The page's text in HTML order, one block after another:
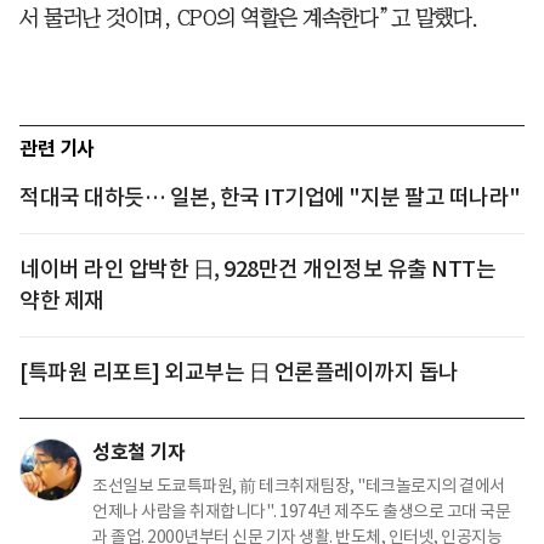
서 물러난 것이며, CPO의 역할은 계속한다”고 말했다.
관련 기사
적대국 대하듯… 일본, 한국 IT기업에 "지분 팔고 떠나라"
네이버 라인 압박한 日, 928만건 개인정보 유출 NTT는
약한 제재
[특파원 리포트] 외교부는 日 언론플레이까지 돕나
성호철 기자
조선일보 도쿄특파원, 前 테크취재팀장, "테크놀로지의 곁에서
언제나 사람을 취재합니다". 1974년 제주도 출생으로 고대 국문
과 졸업. 2000년부터 신문 기자 생활. 반도체, 인터넷, 인공지능